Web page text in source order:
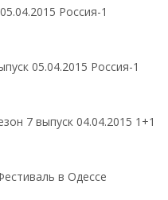
Россия-1
05.04.2015 Россия-1
7 выпуск 04.04.2015 1+1
в Одессе